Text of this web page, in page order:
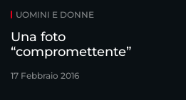
UOMINI E DONNE
Una foto
“compromettente”
17 Febbraio 2016